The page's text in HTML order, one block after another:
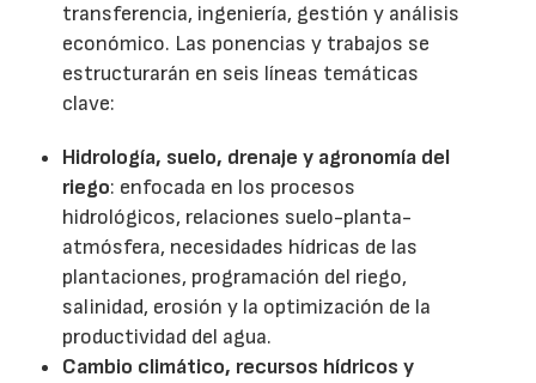
transferencia, ingeniería, gestión y análisis
económico. Las ponencias y trabajos se
estructurarán en seis líneas temáticas
clave:
Hidrología, suelo, drenaje y agronomía del
riego: enfocada en los procesos
hidrológicos, relaciones suelo-planta-
atmósfera, necesidades hídricas de las
plantaciones, programación del riego,
salinidad, erosión y la optimización de la
productividad del agua.
Cambio climático, recursos hídricos y